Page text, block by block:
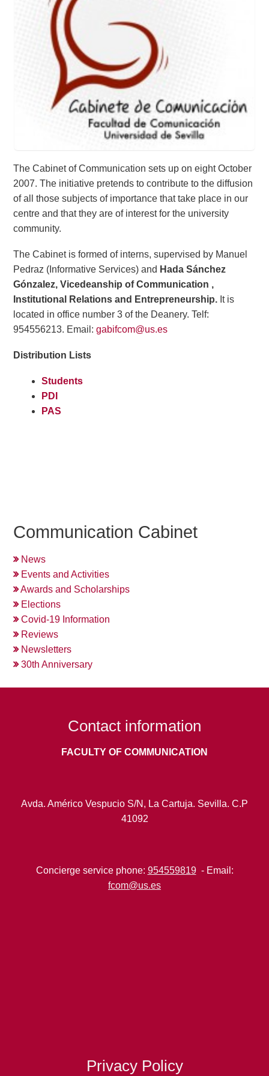
The Cabinet of Communication sets up on eight October
2007. The initiative pretends to contribute to the diffusion
of all those subjects of importance that take place in our
centre and that they are of interest for the university
community.
The Cabinet is formed of interns, supervised by Manuel
Pedraz (Informative Services) and Hada Sánchez
Gónzalez, Vicedeanship of Communication ,
Institutional Relations and Entrepreneurship. It is
located in office number 3 of the Deanery. Telf:
954556213. Email:gabifcom@us.es
Distribution Lists
Students
PDI
PAS
Communication Cabinet
News
Events and Activities
Awards and Scholarships
Elections
Covid-19 Information
Reviews
Newsletters
30th Anniversary
Contact information
FACULTY OF COMMUNICATION
Avda. Américo Vespucio S/N, La Cartuja. Sevilla. C.P
41092
Concierge service phone: 954559819- Email:
fcom@us.es
Privacy Policy